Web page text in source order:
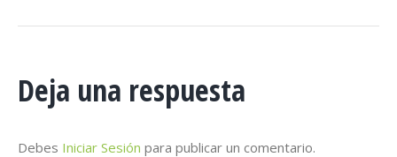
Deja una respuesta
Debes Iniciar Sesión para publicar un comentario.